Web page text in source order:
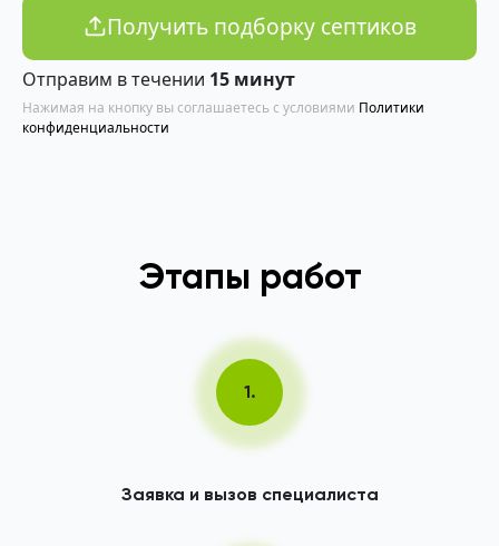
Получить подборку септиков
Отправим в течении 15 минут
Нажимая на кнопку вы соглашаетесь с условиями Политики
конфиденциальности
Этапы работ
1.
Заявка и вызов специалиста